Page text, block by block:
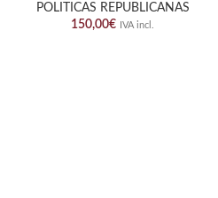
POLITICAS REPUBLICANAS
150,00€ IVA incl.